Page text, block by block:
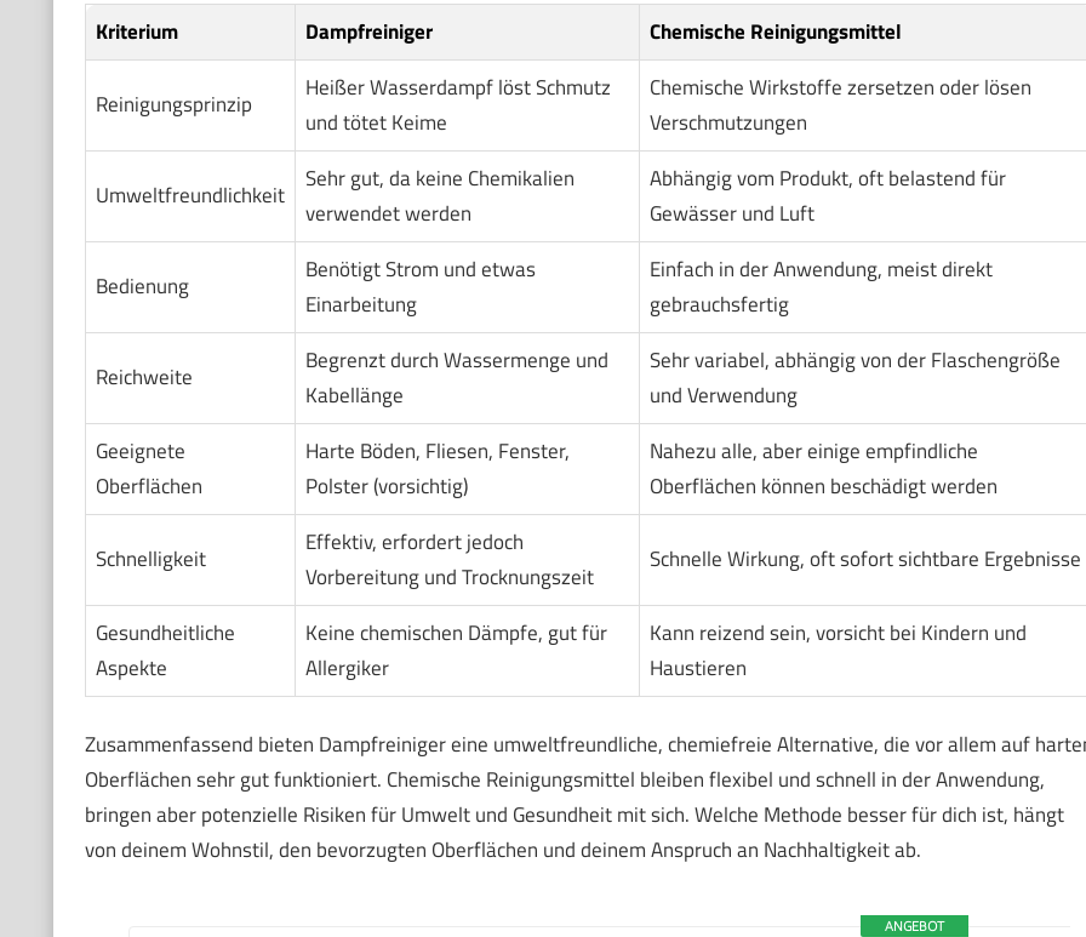
Kriterium Dampfreiniger Chemische Reinigungsmittel
Reinigungsprinzip
Heißer Wasserdampf löst Schmutz
und tötet Keime
Chemische Wirkstoffe zersetzen oder lösen
Verschmutzungen
Umweltfreundlichkeit
Sehr gut, da keine Chemikalien
verwendet werden
Abhängig vom Produkt, oft belastend für
Gewässer und Luft
Bedienung
Benötigt Strom und etwas
Einarbeitung
Einfach in der Anwendung, meist direkt
gebrauchsfertig
Reichweite
Begrenzt durch Wassermenge und
Kabellänge
Sehr variabel, abhängig von der Flaschengröße
und Verwendung
Geeignete
Oberflächen
Harte Böden, Fliesen, Fenster,
Polster (vorsichtig)
Nahezu alle, aber einige empfindliche
Oberflächen können beschädigt werden
Schnelligkeit
Effektiv, erfordert jedoch
Vorbereitung und Trocknungszeit
Schnelle Wirkung, oft sofort sichtbare Ergebnisse
Gesundheitliche
Aspekte
Keine chemischen Dämpfe, gut für
Allergiker
Kann reizend sein, vorsicht bei Kindern und
Haustieren
Zusammenfassend bieten Dampfreiniger eine umweltfreundliche, chemiefreie Alternative, die vor allem auf
Oberflächen sehr gut funktioniert. Chemische Reinigungsmittel bleiben flexibel und schnell in der Anwendung,
bringen aber potenzielle Risiken für Umwelt und Gesundheit mit sich. Welche Methode besser für dich ist, hängt
von deinem Wohnstil, den bevorzugten Oberflächen und deinem Anspruch an Nachhaltigkeit ab.
ANGEBOT